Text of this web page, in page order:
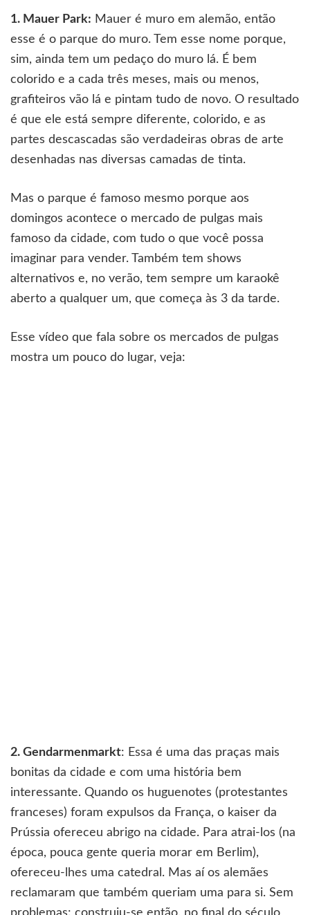
1. Mauer Park: Mauer é muro em alemão, então
esse é o parque do muro. Tem esse nome porque,
sim, ainda tem um pedaço do muro lá. É bem
colorido e a cada três meses, mais ou menos,
grafiteiros vão lá e pintam tudo de novo. O resultado
é que ele está sempre diferente, colorido, e as
partes descascadas são verdadeiras obras de arte
desenhadas nas diversas camadas de tinta.
Mas o parque é famoso mesmo porque aos
domingos acontece o mercado de pulgas mais
famoso da cidade, com tudo o que você possa
imaginar para vender. Também tem shows
alternativos e, no verão, tem sempre um karaokê
aberto a qualquer um, que começa às 3 da tarde.
Esse vídeo que fala sobre os mercados de pulgas
mostra um pouco do lugar, veja:
2. Gendarmenmarkt: Essa é uma das praças mais
bonitas da cidade e com uma história bem
interessante. Quando os huguenotes (protestantes
franceses) foram expulsos da França, o kaiser da
Prússia ofereceu abrigo na cidade. Para atrai-los (na
época, pouca gente queria morar em Berlim),
ofereceu-lhes uma catedral. Mas aí os alemães
reclamaram que também queriam uma para si. Sem